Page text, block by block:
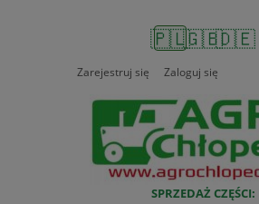
🇵🇱🇬🇧🇩🇪
Zarejestruj się Zaloguj się
SPRZEDAŻ CZĘŚCI: